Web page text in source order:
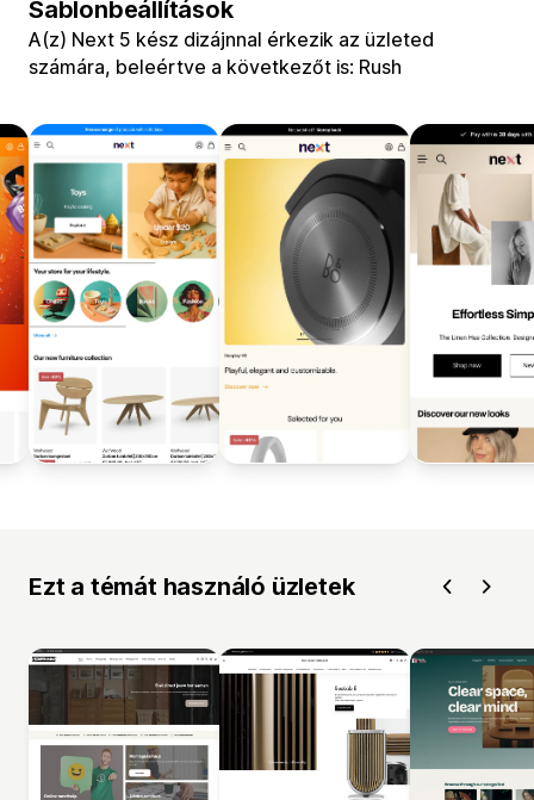
Sablonbeállítások
A(z) Next 5 kész dizájnnal érkezik az üzleted
számára, beleértve a következőt is: Rush
Ezt a témát használó üzletek